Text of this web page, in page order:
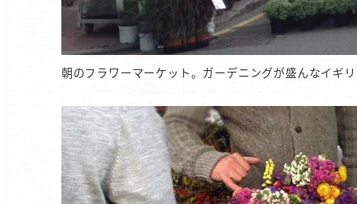
朝のフラワーマーケット。ガーデニングが盛んなイギ